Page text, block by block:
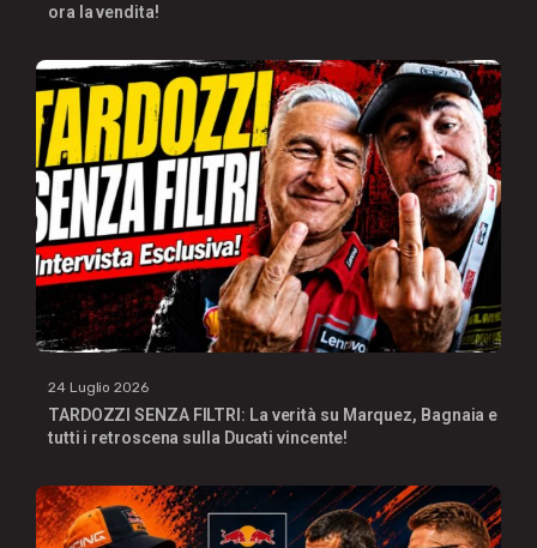
ora la vendita!
24 Luglio 2026
TARDOZZI SENZA FILTRI: La verità su Marquez, Bagnaia e
tutti i retroscena sulla Ducati vincente!